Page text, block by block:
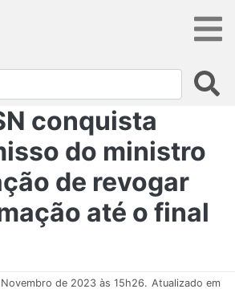
conquista
do ministro
de revogar
até o final
de 2023 às 15h26. Atualizado em